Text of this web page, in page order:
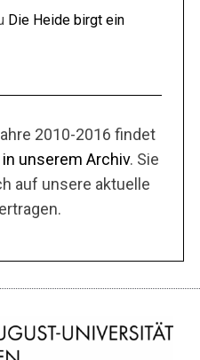
Die Heide birgt ein
2010-2016 findet
in unserem Archiv. Sie
auf unsere aktuelle